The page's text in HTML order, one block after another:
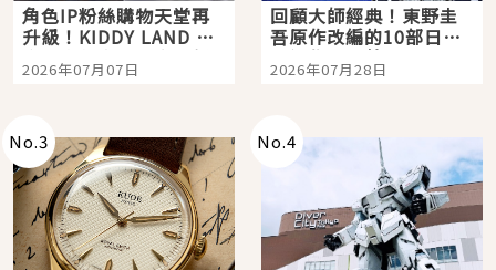
角色IP粉絲購物天堂再
升級！KIDDY LAND 原
宿店吉伊卡哇迎客，新
開幕 OMOKADO 店3分
2026年07月07日
回顧大師經典！東野圭
吾原作改編的10部日本
影視作品推薦
2026年07月28日
No.3 No.4